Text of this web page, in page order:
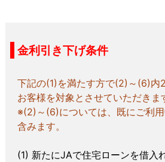
金利引き下げ条件
下記の(1)を満たす方で(2)～(6)内
お客様を対象とさせていただきま
※(2)～(6)については、既にご利
含みます。
新たにJAで住宅ローンを借入